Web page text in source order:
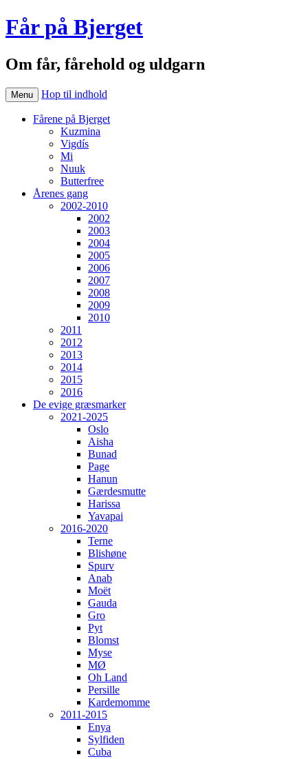
Får på Bjerget
Om får, fårehold og uldgarn
Menu Hop til indhold
Fårene på Bjerget
Kuzmina
Vigdís
Mi
Nuuk
Butterfree
Årenes gang
2002-2010
2002
2003
2004
2005
2006
2007
2008
2009
2010
2011
2012
2013
2014
2015
2016
De evige græsmarker
2021-2025
Oslo
Aisha
Bunad
Page
Hanun
Gærdesmutte
Harissa
Yavapai
2016-2020
Terne
Blishøne
Spurv
Anab
Moët
Gauda
Gro
Pyt
Blomst
Myse
MØ
Oh Land
Persille
Kardemomme
2011-2015
Enya
Sylfiden
Cuba